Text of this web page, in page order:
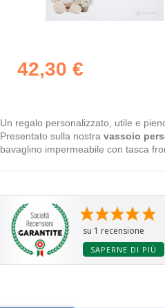
42,30 €
Un regalo personalizzato, utile e
Presentato sulla nostra vassoio
bavaglino impermeabile con tasca
su 1 recensione
SAPERNE DI PIÙ